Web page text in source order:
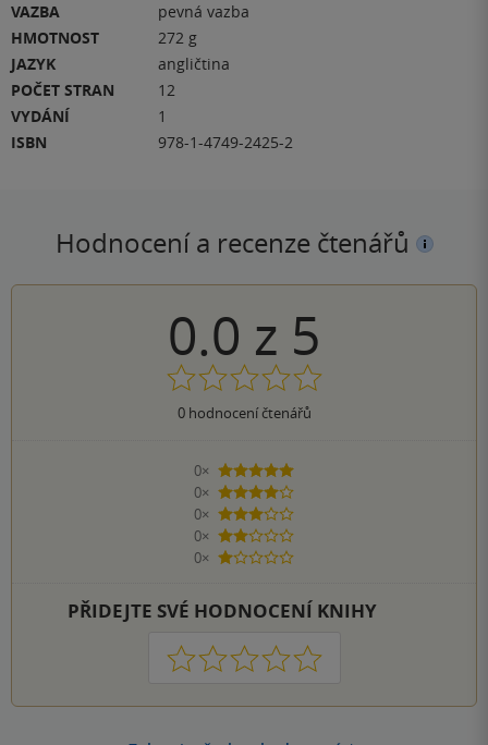
VAZBA
pevná vazba
HMOTNOST
272 g
JAZYK
angličtina
POČET STRAN
12
VYDÁNÍ
1
ISBN
978-1-4749-2425-2
Hodnocení a recenze čtenářů
0.0 z 5
0hodnocení čtenářů
0×
5 hvězdiček
0×
4 hvězdičky
0×
3 hvězdičky
0×
2 hvězdičky
0×
1 hvezdička
PŘIDEJTE SVÉ HODNOCENÍ KNIHY
1 2 3 4 5